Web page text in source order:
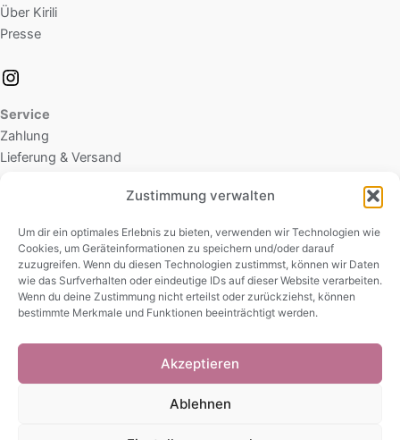
Zustimmung verwalten
Um dir ein optimales Erlebnis zu bieten, verwenden wir Technologien wie
Cookies, um Geräteinformationen zu speichern und/oder darauf
zuzugreifen. Wenn du diesen Technologien zustimmst, können wir Daten
wie das Surfverhalten oder eindeutige IDs auf dieser Website verarbeiten.
Wenn du deine Zustimmung nicht erteilst oder zurückziehst, können
bestimmte Merkmale und Funktionen beeinträchtigt werden.
Akzeptieren
Ablehnen
Über Kirili
Presse
Service
Zahlung
Lieferung & Versand
Datenschutz
Cookie-Richtlinie (EU)
AGB
Widerrufsbelehrung
Impressum